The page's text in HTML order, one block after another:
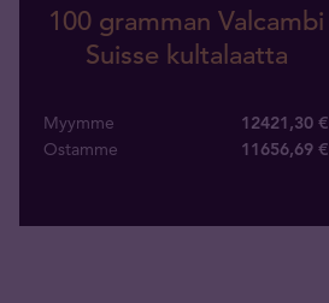
100 gramman Valcambi
Suisse kultalaatta
Myymme
12421,30 €
Ostamme
11656,69 €